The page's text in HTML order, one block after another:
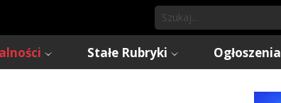
Stałe Rubryki Ogłoszenia